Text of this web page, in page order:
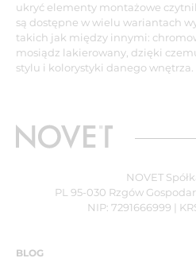
ukryć elementy montażowe
są dostępne w wielu wariantach
takich jak między innymi:
mosiądz lakierowany, dzięki
stylu i kolorystyki danego wnętrza.
NOVET
PL 95-030 Rzgów
NIP: 7291666999 |
BLOG